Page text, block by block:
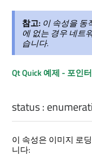
참고: 이 속성을 동
에 없는 경우 네트
습니다.
Qt Quick예제 - 포인
status:
이 속성은 이미지 로
니다: